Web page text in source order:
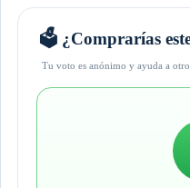
🗳️ ¿Comprarías
Tu voto es anónimo y ayuda a